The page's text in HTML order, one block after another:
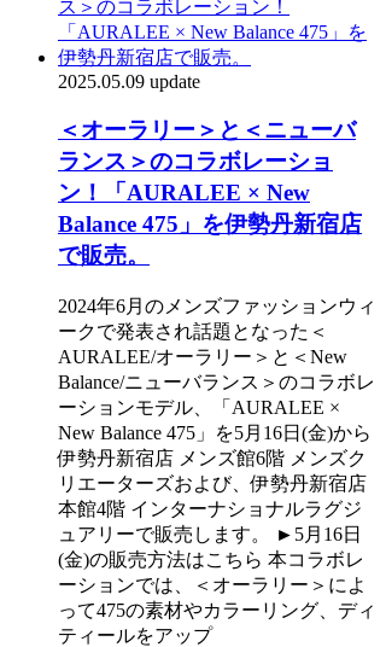
2025.05.09 update
＜オーラリー＞と＜ニューバ
ランス＞のコラボレーショ
ン！「AURALEE × New
Balance 475」を伊勢丹新宿店
で販売。
2024年6月のメンズファッションウィ
ークで発表され話題となった＜
AURALEE/オーラリー＞と＜New
Balance/ニューバランス＞のコラボレ
ーションモデル、「AURALEE ×
New Balance 475」を5月16日(金)から
伊勢丹新宿店 メンズ館6階 メンズク
リエーターズおよび、伊勢丹新宿店
本館4階 インターナショナルラグジ
ュアリーで販売します。 ►5月16日
(金)の販売方法はこちら 本コラボレ
ーションでは、＜オーラリー＞によ
って475の素材やカラーリング、ディ
ティールをアップ